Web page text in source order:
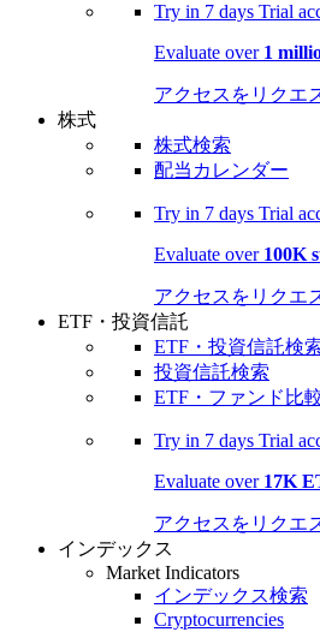
Try in 7 days Trial
Evaluate over 1
アクセスをリクエ
株式
株式検索
配当カレンダー
Try in 7 days Trial
Evaluate over 100K
アクセスをリクエ
ETF・投資信託
ETF・投資信託検
投資信託検索
ETF・ファンド比
Try in 7 days Trial
Evaluate over 17K
アクセスをリクエ
インデックス
Market Indicators
インデックス検索
Cryptocurrencies